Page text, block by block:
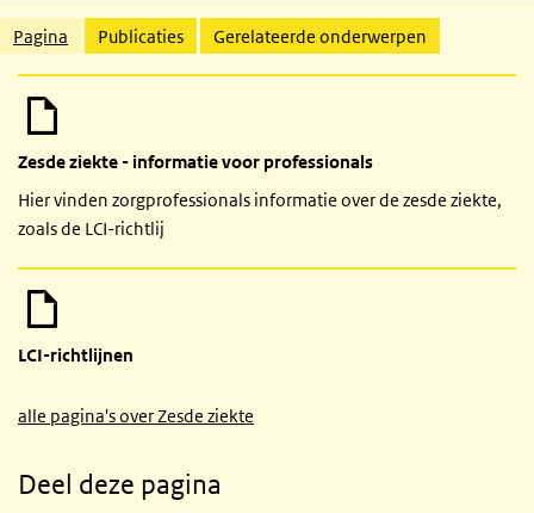
Gerelateerde inhoud
Pagina Publicaties Gerelateerde onderwerpen
Zesde ziekte - informatie voor professionals
Hier vinden zorgprofessionals informatie over de zesde ziekte,
zoals de LCI-richtlij
LCI-richtlijnen
alle pagina's over Zesde ziekte
Deel deze pagina